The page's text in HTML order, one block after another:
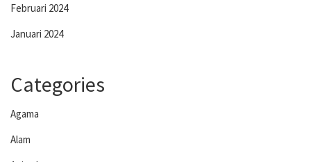
Februari 2024
Januari 2024
Categories
Agama
Alam